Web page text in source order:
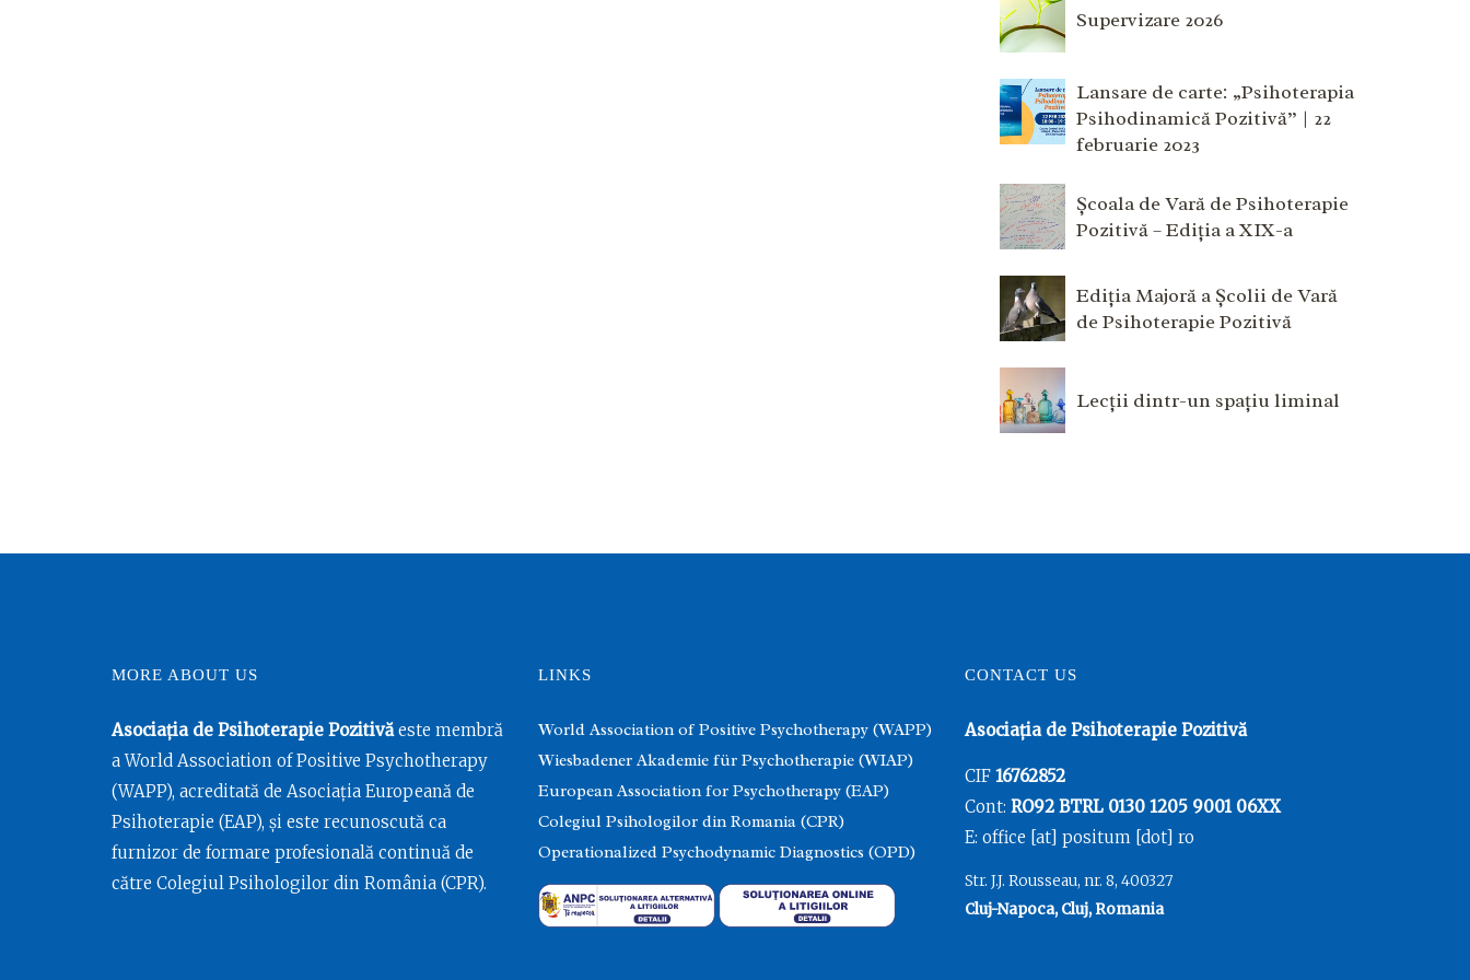
Supervizare 2026
Lansare de carte: „Psihoterapia
Psihodinamică Pozitivă” | 22
februarie 2023
Școala de Vară de Psihoterapie
Pozitivă – Ediția a XIX-a
Ediția Majoră a Școlii de Vară
de Psihoterapie Pozitivă
Lecții dintr-un spațiu liminal
MORE ABOUT US
Asociația de Psihoterapie Pozitivăeste membră
a World Association of Positive Psychotherapy
(WAPP), acreditată de Asociația Europeană de
Psihoterapie (EAP), și este recunoscută ca
furnizor de formare profesională continuă de
către Colegiul Psihologilor din România (CPR).
LINKS
World Association of Positive Psychotherapy (WAPP)
Wiesbadener Akademie für Psychotherapie (WIAP)
European Association for Psychotherapy (EAP)
Colegiul Psihologilor din Romania (CPR)
Operationalized Psychodynamic Diagnostics (OPD)
CONTACT US
Asociația de Psihoterapie Pozitivă
CIF 16762852
Cont: RO92 BTRL 0130 1205 9001 06XX
E: office [at] positum [dot] ro
Str. J.J. Rousseau, nr. 8, 400327
Cluj-Napoca, Cluj, Romania